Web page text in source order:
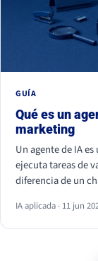
GUÍA
Qué es un
marketing
Un agente de IA
ejecuta tareas de
diferencia de un
analizar datos,
IA aplicada · 11 jun